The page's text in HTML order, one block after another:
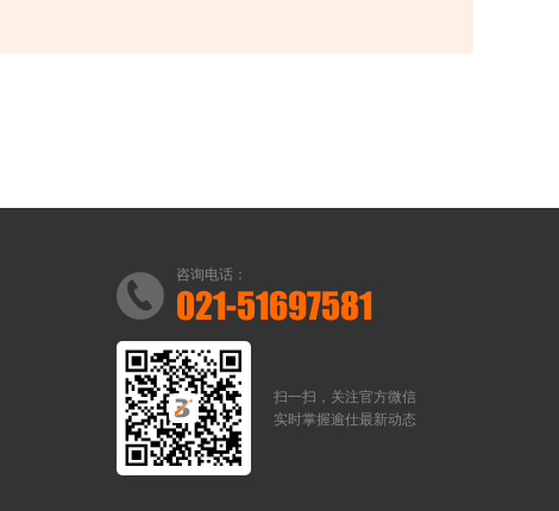
咨询电话：
021-51697581
扫一扫，关注官方微信
实时掌握逾仕最新动态